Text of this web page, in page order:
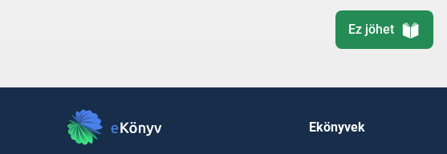
Ez jöhet
Ekönyvek